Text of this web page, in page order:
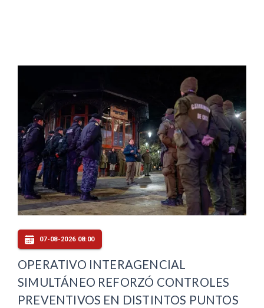
07-08-2026 08:00
OPERATIVO INTERAGENCIAL
SIMULTÁNEO REFORZÓ CONTROLES
PREVENTIVOS EN DISTINTOS PUNTOS